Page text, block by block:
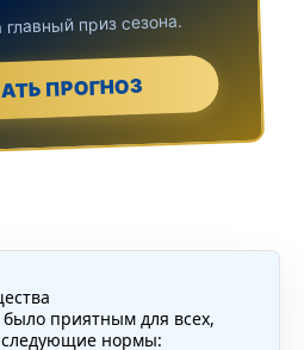
приз сезона.
ПРОГНОЗ
приятным для всех,
следующие нормы: